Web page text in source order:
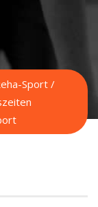
Sport /